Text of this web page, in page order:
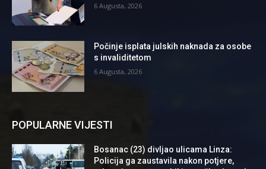
6 Augusta, 2026
Počinje isplata julskih naknada za osobe
s invaliditetom
6 Augusta, 2026
POPULARNE VIJESTI
Bosanac (23) divljao ulicama Linza:
Policija ga zaustavila nakon potjere,